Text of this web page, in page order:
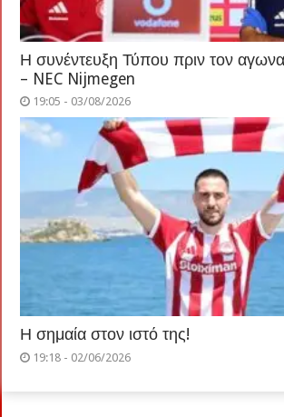
Η συνέντευξη Τύπου πριν τον
– NEC Nijmegen
19:05 - 03/08/2026
Η σημαία στον ιστό της!
19:18 - 02/06/2026